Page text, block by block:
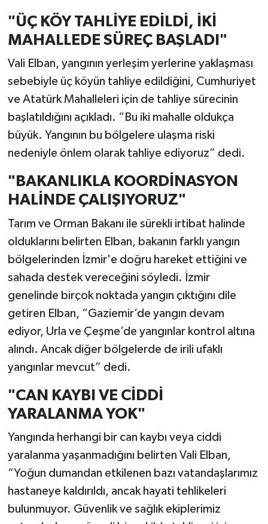
"ÜÇ KÖY TAHLİYE EDİLDİ, İKİ
MAHALLEDE SÜREÇ BAŞLADI"
Vali Elban, yangının yerleşim yerlerine yaklaşması
sebebiyle üç köyün tahliye edildiğini, Cumhuriyet
ve Atatürk Mahalleleri için de tahliye sürecinin
başlatıldığını açıkladı. “Bu iki mahalle oldukça
büyük. Yangının bu bölgelere ulaşma riski
nedeniyle önlem olarak tahliye ediyoruz” dedi.
"BAKANLIKLA KOORDİNASYON
HALİNDE ÇALIŞIYORUZ"
Tarım ve Orman Bakanı ile sürekli irtibat halinde
olduklarını belirten Elban, bakanın farklı yangın
bölgelerinden İzmir'e doğru hareket ettiğini ve
sahada destek vereceğini söyledi. İzmir
genelinde birçok noktada yangın çıktığını dile
getiren Elban, “Gaziemir’de yangın devam
ediyor, Urla ve Çeşme’de yangınlar kontrol altına
alındı. Ancak diğer bölgelerde de irili ufaklı
yangınlar mevcut” dedi.
"CAN KAYBI VE CİDDİ
YARALANMA YOK"
Yangında herhangi bir can kaybı veya ciddi
yaralanma yaşanmadığını belirten Vali Elban,
“Yoğun dumandan etkilenen bazı vatandaşlarımız
hastaneye kaldırıldı, ancak hayati tehlikeleri
bulunmuyor. Güvenlik ve sağlık ekiplerimiz